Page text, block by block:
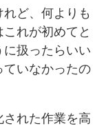
ど、何よりも
れが初めてと
扱ったらいい
ていなかったの
れた作業を高